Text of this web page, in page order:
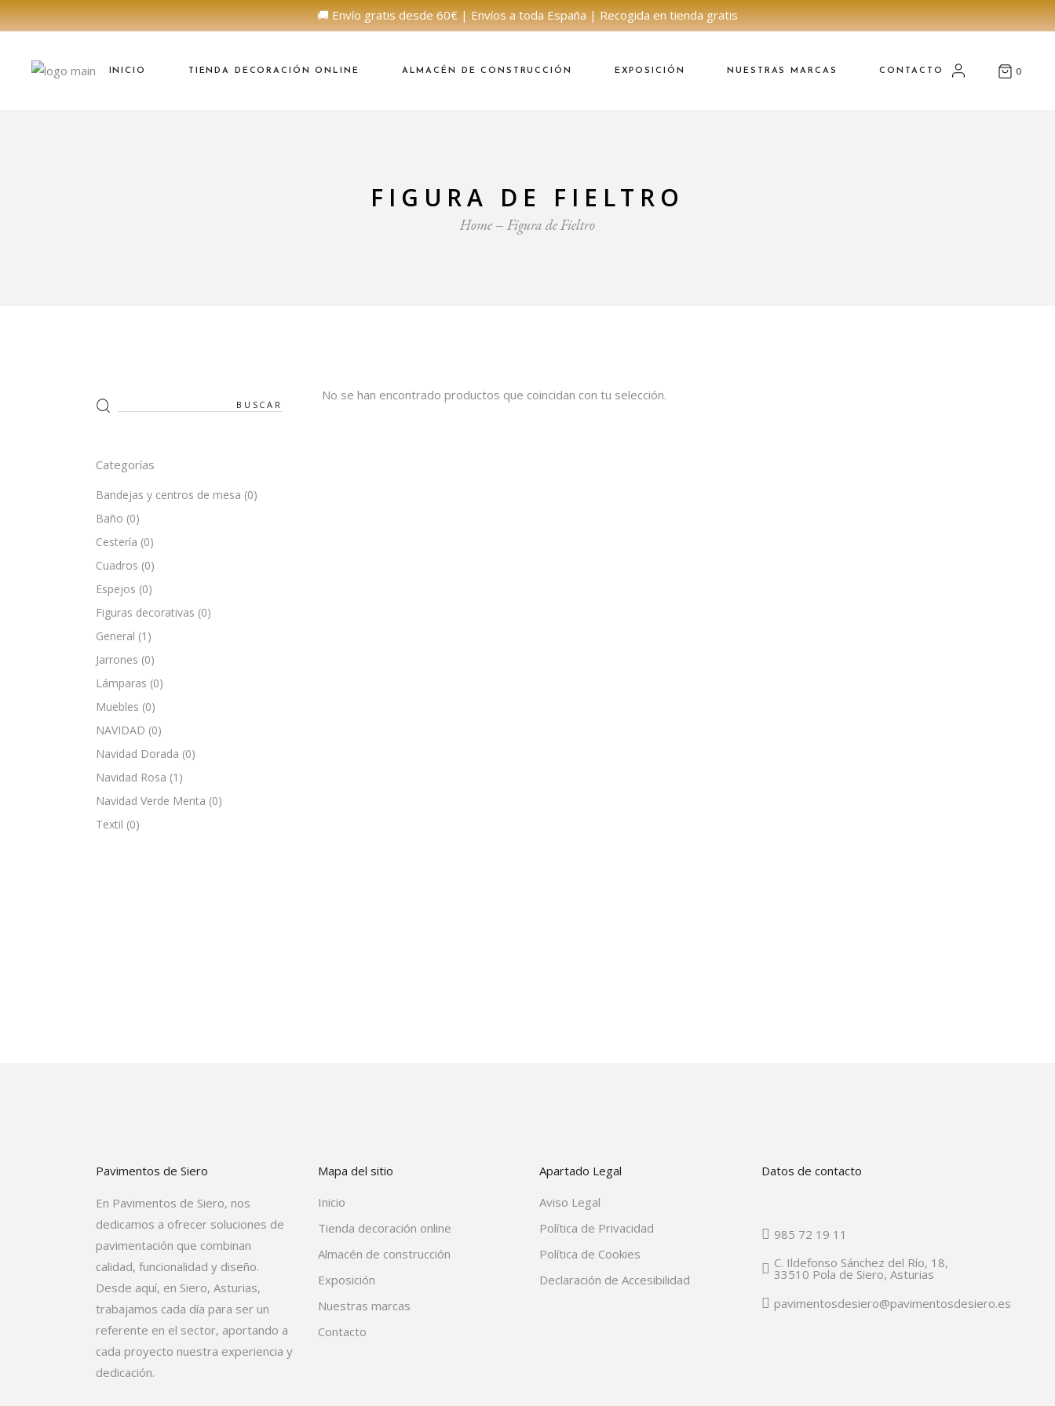
🚚 Envío gratis desde 60€ | Envíos a toda España | Recogida en tienda gratis
INICIO TIENDA DECORACIÓN ONLINE ALMACÉN DE CONSTRUCCIÓN EXPOSICIÓN NUESTRAS MARCAS CONTACTO 0
FIGURA DE FIELTRO
Home Figura de Fieltro
No se han encontrado productos que coincidan con tu selección.
Search
for:
Categorías
Bandejas y centros de mesa (0)
Baño (0)
Cestería (0)
Cuadros (0)
Espejos (0)
Figuras decorativas (0)
General (1)
Jarrones (0)
Lámparas (0)
Muebles (0)
NAVIDAD (0)
Navidad Dorada (0)
Navidad Rosa (1)
Navidad Verde Menta (0)
Textil (0)
Pavimentos de Siero
En Pavimentos de Siero, nos
dedicamos a ofrecer soluciones de
pavimentación que combinan
calidad, funcionalidad y diseño.
Desde aquí, en Siero, Asturias,
trabajamos cada día para ser un
referente en el sector, aportando a
cada proyecto nuestra experiencia y
dedicación.
Mapa del sitio
Inicio
Tienda decoración online
Almacén de construcción
Exposición
Nuestras marcas
Contacto
Apartado Legal
Aviso Legal
Política de Privacidad
Política de Cookies
Declaración de Accesibilidad
Datos de contacto
985 72 19 11
C. Ildefonso Sánchez del Río, 18,
33510 Pola de Siero, Asturias
pavimentosdesiero@pavimentosdesiero.es